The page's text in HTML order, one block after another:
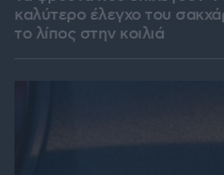
καλύτερο έλεγχο του
το λίπος στην κοιλιά